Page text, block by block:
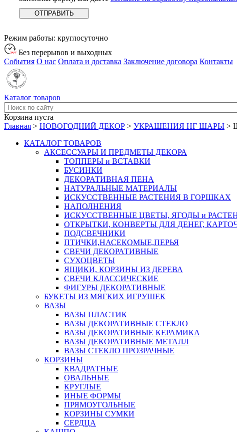
Режим работы: круглосуточно
Без перерывов и выходных
События О нас Оплата и доставка Заключение договора Контакты
Каталог товаров
Корзина пуста
Главная > НОВОГОДНИЙ ДЕКОР > УКРАШЕНИЯ НГ ШАРЫ >
КАТАЛОГ ТОВАРОВ
АКСЕССУАРЫ И ПРЕДМЕТЫ ДЕКОРА
ТОППЕРЫ и ВСТАВКИ
БУСИНКИ
ДЕКОРАТИВНАЯ ПЕНА
НАТУРАЛЬНЫЕ МАТЕРИАЛЫ
ИСКУССТВЕННЫЕ РАСТЕНИЯ В ГОРШКАХ
НАПОЛНЕНИЯ
ИСКУССТВЕННЫЕ ЦВЕТЫ, ЯГОДЫ и
ОТКРЫТКИ, КОНВЕРТЫ ДЛЯ ДЕНЕГ,
ПОДСВЕЧНИКИ
ПТИЧКИ,НАСЕКОМЫЕ,ПЕРЬЯ
СВЕЧИ ДЕКОРАТИВНЫЕ
СУХОЦВЕТЫ
ЯЩИКИ, КОРЗИНЫ ИЗ ДЕРЕВА
СВЕЧИ КЛАССИЧЕСКИЕ
ФИГУРЫ ДЕКОРАТИВНЫЕ
БУКЕТЫ ИЗ МЯГКИХ ИГРУШЕК
ВАЗЫ
ВАЗЫ ПЛАСТИК
ВАЗЫ ДЕКОРАТИВНЫЕ СТЕКЛО
ВАЗЫ ДЕКОРАТИВНЫЕ КЕРАМИКА
ВАЗЫ ДЕКОРАТИВНЫЕ МЕТАЛЛ
ВАЗЫ СТЕКЛО ПРОЗРАЧНЫЕ
КОРЗИНЫ
КВАДРАТНЫЕ
ОВАЛЬНЫЕ
КРУГЛЫЕ
ИНЫЕ ФОРМЫ
ПРЯМОУГОЛЬНЫЕ
КОРЗИНЫ СУМКИ
СЕРДЦА